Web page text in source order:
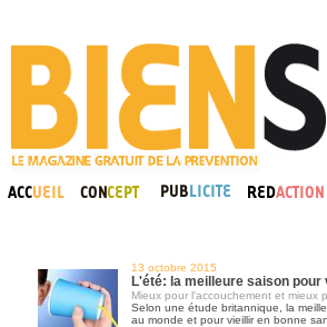
13 octobre 2015
L'été: la meilleure saison pour
Mieux pour l'accouchement et mieux
Selon une étude britannique, la
au monde et pour vieillir en bonne